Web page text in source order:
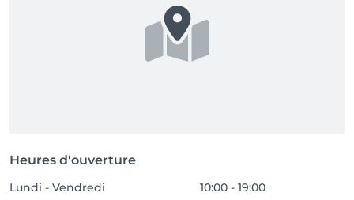
Heures d'ouverture
Lundi - Vendredi
10:00 - 19:00